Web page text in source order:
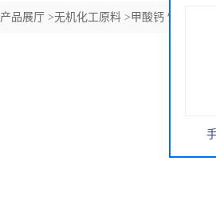
产品展厅 >无机化工原料 >甲酸钙 饲料级